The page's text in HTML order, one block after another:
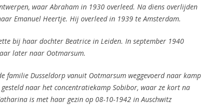
waar Abraham in 1930 overleed. Na diens overlijden
Emanuel Heertje. Hij overleed in 1939 te Amsterdam.
bij haar dochter Beatrice in Leiden. In september 1940
later naar Ootmarsum.
familie Dusseldorp vanuit Ootmarsum weggevoerd naar kamp
naar het concentratiekamp Sobibor, waar ze kort na
is met haar gezin op 08-10-1942 in Auschwitz